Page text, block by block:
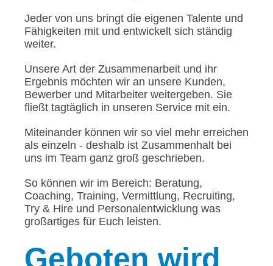
Jeder von uns bringt die eigenen Talente und
Fähigkeiten mit und entwickelt sich ständig
weiter.
Unsere Art der Zusammenarbeit und ihr
Ergebnis möchten wir an unsere Kunden,
Bewerber und Mitarbeiter weitergeben. Sie
fließt tagtäglich in unseren Service mit ein.
Miteinander können wir so viel mehr erreichen
als einzeln - deshalb ist Zusammenhalt bei
uns im Team ganz groß geschrieben.
So können wir im Bereich: Beratung,
Coaching, Training, Vermittlung, Recruiting,
Try & Hire und Personalentwicklung was
großartiges für Euch leisten.
Geboten wird